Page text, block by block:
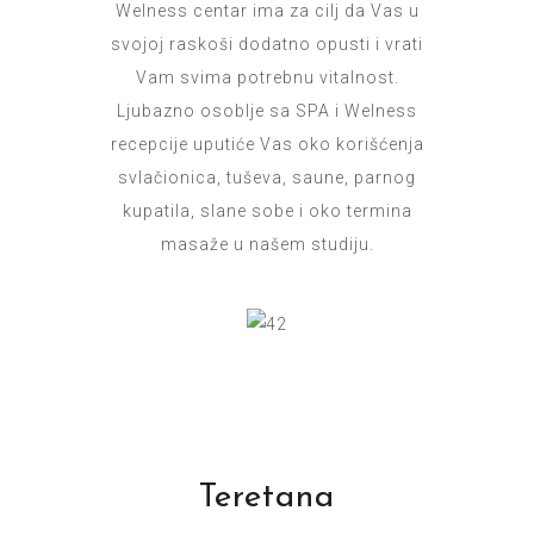
Welness centar ima za cilj da Vas u
svojoj raskoši dodatno opusti i vrati
Vam svima potrebnu vitalnost.
Ljubazno osoblje sa SPA i Welness
recepcije uputiće Vas oko korišćenja
svlačionica, tuševa, saune, parnog
kupatila, slane sobe i oko termina
masaže u našem studiju.
Teretana